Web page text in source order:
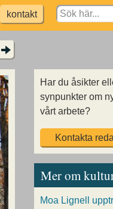
kontakt
Search
for:
Har du åsikter
synpunkter om
vårt arbete?
Kontakta
Mer om
Moa Lignell